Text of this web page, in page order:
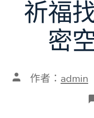
祈福
密
文 作者： admin